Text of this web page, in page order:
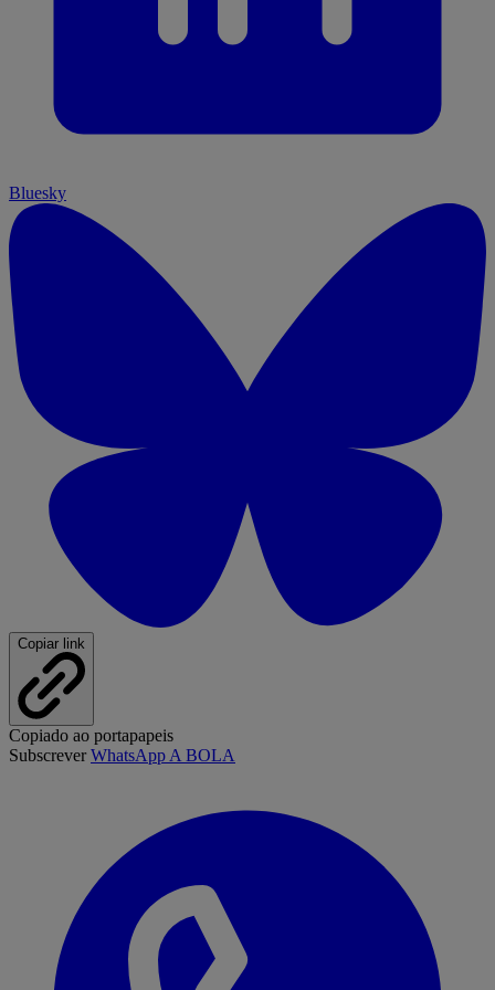
Bluesky
Copiar link
Copiado ao portapapeis
SubscreverWhatsApp A BOLA